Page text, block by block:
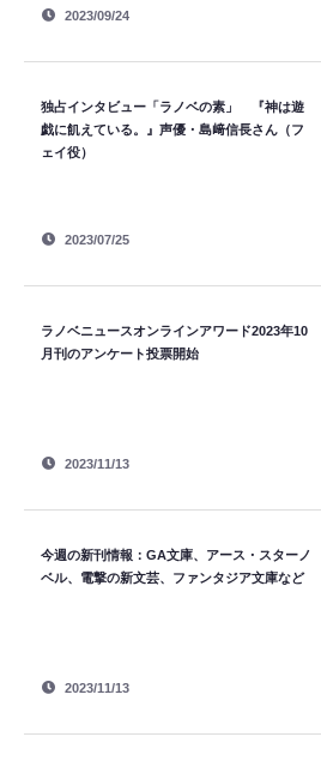
2023/09/24
独占インタビュー「ラノベの素」 『神は遊
戯に飢えている。』声優・島﨑信長さん（フ
ェイ役）
2023/07/25
ラノベニュースオンラインアワード2023年10
月刊のアンケート投票開始
2023/11/13
今週の新刊情報：GA文庫、アース・スターノ
ベル、電撃の新文芸、ファンタジア文庫など
2023/11/13